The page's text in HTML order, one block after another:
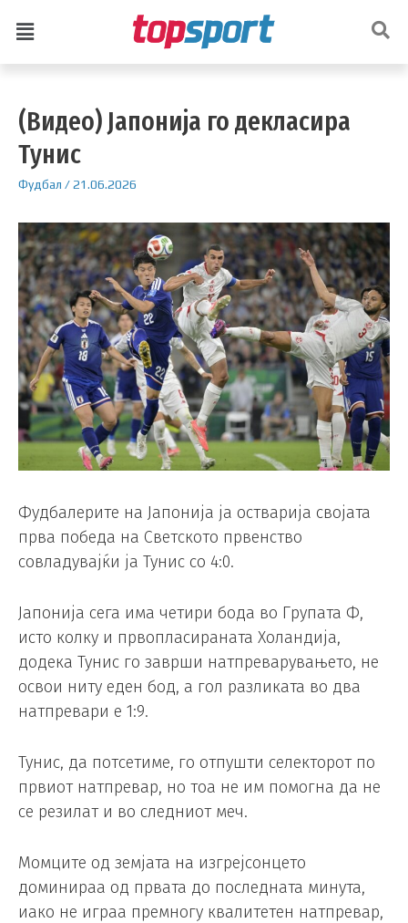
(Видео) Јапонија го декласира
Тунис
Фудбал /21.06.2026
Фудбалерите на Јапонија ја остварија својата
прва победа на Светското првенство
совладувајќи ја Тунис со 4:0.
Јапонија сега има четири бода во Групата Ф,
исто колку и првопласираната Холандија,
додека Тунис го заврши натпреварувањето, не
освои ниту еден бод, а гол разликата во два
натпревари е 1:9.
Тунис, да потсетиме, го отпушти селекторот по
првиот натпревар, но тоа не им помогна да не
се резилат и во следниот меч.
Момците од земјата на изгрејсонцето
доминираа од првата до последната минута,
иако не играа премногу квалитетен натпревар,